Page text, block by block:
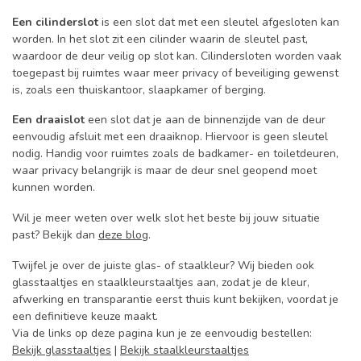
Een cilinderslot is een slot dat met een sleutel afgesloten kan
worden. In het slot zit een cilinder waarin de sleutel past,
waardoor de deur veilig op slot kan. Cilindersloten worden vaak
toegepast bij ruimtes waar meer privacy of beveiliging gewenst
is, zoals een thuiskantoor, slaapkamer of berging.
Een draaislot een slot dat je aan de binnenzijde van de deur
eenvoudig afsluit met een draaiknop. Hiervoor is geen sleutel
nodig. Handig voor ruimtes zoals de badkamer- en toiletdeuren,
waar privacy belangrijk is maar de deur snel geopend moet
kunnen worden.
Wil je meer weten over welk slot het beste bij jouw situatie
past? Bekijk dan deze blog.
Twijfel je over de juiste glas- of staalkleur? Wij bieden ook
glasstaaltjes en staalkleurstaaltjes aan, zodat je de kleur,
afwerking en transparantie eerst thuis kunt bekijken, voordat je
een definitieve keuze maakt.
Via de links op deze pagina kun je ze eenvoudig bestellen:
Bekijk glasstaaltjes | Bekijk staalkleurstaaltjes